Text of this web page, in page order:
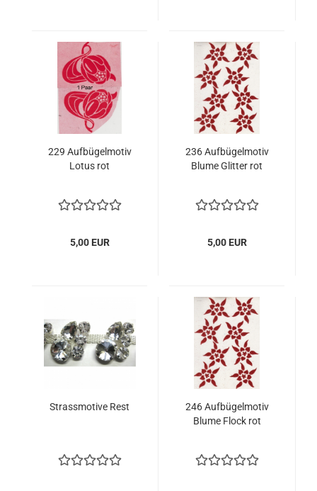
229 Aufbügelmotiv
Lotus rot
5,00 EUR
236 Aufbügelmotiv
Blume Glitter rot
5,00 EUR
Strassmotive Rest
246 Aufbügelmotiv
Blume Flock rot